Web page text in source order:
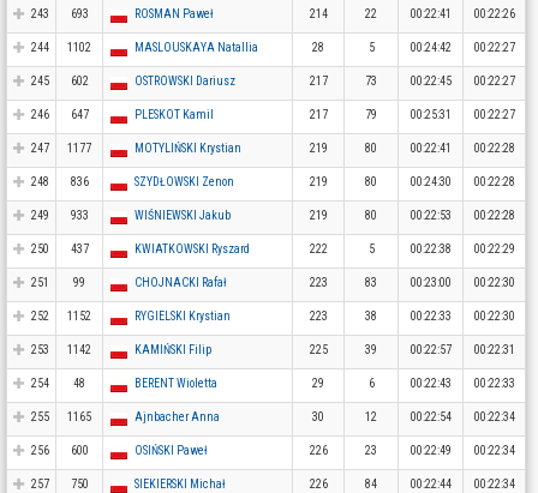
243 693 ROSMAN Paweł 214 22 00:22:41 00:22:26
244 1102 MASLOUSKAYA Natallia 28 5 00:24:42 00:22:27
245 602 OSTROWSKI Dariusz 217 73 00:22:45 00:22:27
246 647 PLESKOT Kamil 217 79 00:25:31 00:22:27
247 1177 MOTYLIŃSKI Krystian 219 80 00:22:41 00:22:28
248 836 SZYDŁOWSKI Zenon 219 80 00:24:30 00:22:28
249 933 WIŚNIEWSKI Jakub 219 80 00:22:53 00:22:28
250 437 KWIATKOWSKI Ryszard 222 5 00:22:38 00:22:29
251 99 CHOJNACKI Rafał 223 83 00:23:00 00:22:30
252 1152 RYGIELSKI Krystian 223 38 00:22:33 00:22:30
253 1142 KAMIŃSKI Filip 225 39 00:22:57 00:22:31
254 48 BERENT Wioletta 29 6 00:22:43 00:22:33
255 1165 Ajnbacher Anna 30 12 00:22:54 00:22:34
256 600 OSIŃSKI Paweł 226 23 00:22:49 00:22:34
257 750 SIEKIERSKI Michał 226 84 00:22:44 00:22:34